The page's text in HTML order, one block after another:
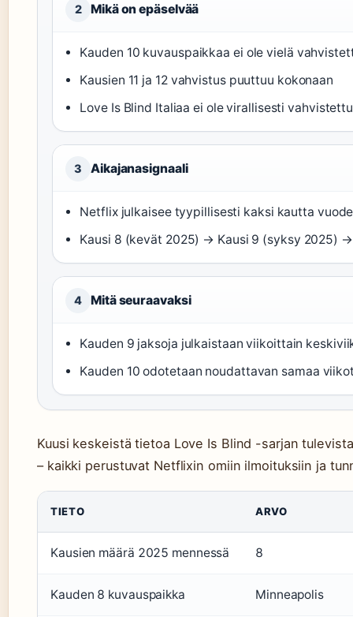
2 Mikä on epäselvää
Kauden 10 kuvauspaikkaa ei ole vielä
Kausien 11 ja 12 vahvistus puuttuu kokonaan
Love Is Blind Italiaa ei ole virallisesti vahvistettu
3 Aikajanasignaali
Netflix julkaisee tyypillisesti kaksi kautta
Kausi 8 (kevät 2025) → Kausi 9 (syksy 2025)
4 Mitä seuraavaksi
Kauden 9 jaksoja julkaistaan viikoittain
Kauden 10 odotetaan noudattavan samaa
Kuusi keskeistä tietoa Love Is Blind -sarjan
– kaikki perustuvat Netflixin omiin ilmoituksiin ja
TIETO ARVO
Kausien määrä 2025 mennessä 8
Kauden 8 kuvauspaikka Minneapolis